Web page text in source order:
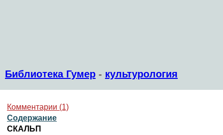
Библиотека Гумер - культурология
Комментарии (1)
Содержание
СКАЛЬП